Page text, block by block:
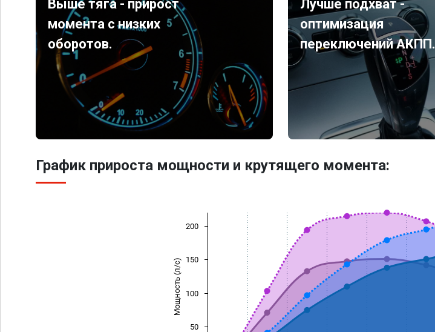
Выше тяга - прирост
момента с низких
оборотов.
Лучше подхват -
оптимизация
переключений АКПП.
График прироста мощности и крутящего момента:
Мощность (л/с)
50
100
150
200